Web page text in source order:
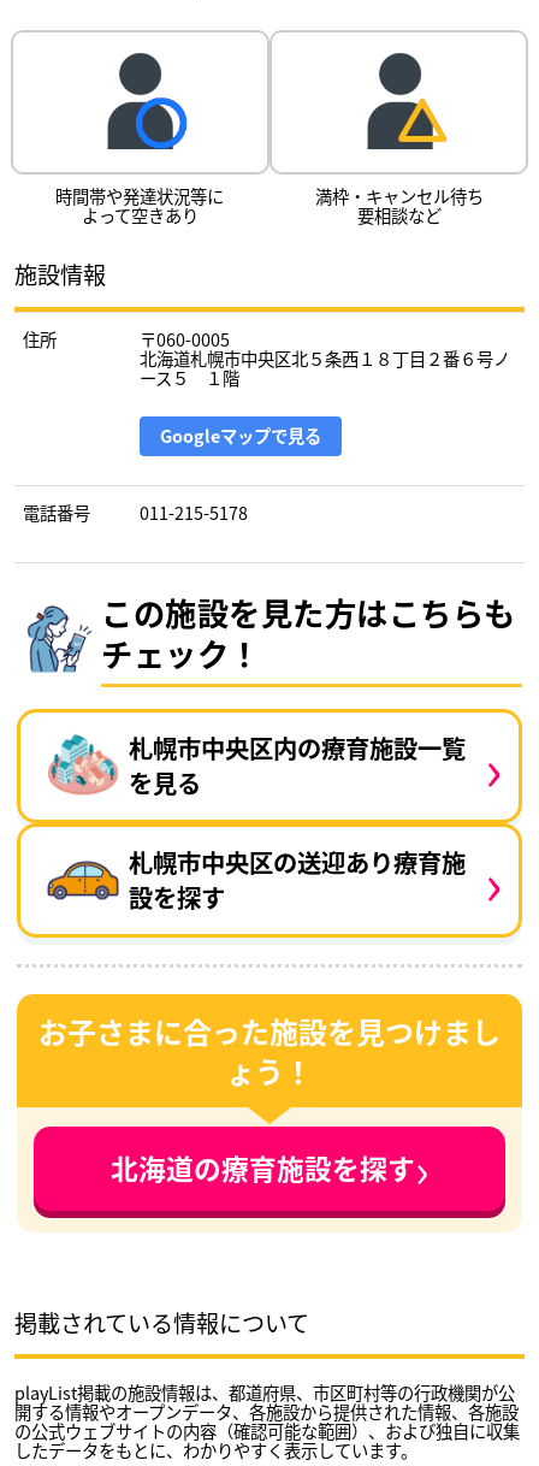
時間帯や発達状況等に
よって空きあり
満枠・キャンセル待ち
要相談など
施設情報
住所 〒060-0005
北海道札幌市中央区北５条西１８丁目２番６号ノ
ース５ １階
Googleマップで見る
電話番号 011-215-5178
この施設を見た方はこちらも
チェック！
札幌市中央区内の療育施設一覧
を見る
›
札幌市中央区の送迎あり療育施
設を探す
›
お子さまに合った施設を見つけまし
ょう！
北海道の療育施設を探す›
掲載されている情報について
playList掲載の施設情報は、都道府県、市区町村等の行政機関が公
開する情報やオープンデータ、各施設から提供された情報、各施設
の公式ウェブサイトの内容（確認可能な範囲）、および独自に収集
したデータをもとに、わかりやすく表示しています。